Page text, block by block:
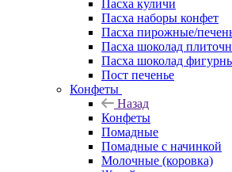
Пасха куличи
Пасха наборы конфет
Пасха пирожные/
Пасха шоколад
Пасха шоколад
Пост печенье
Конфеты
Назад
Конфеты
Помадные
Помадные с начинкой
Молочные (коровка)